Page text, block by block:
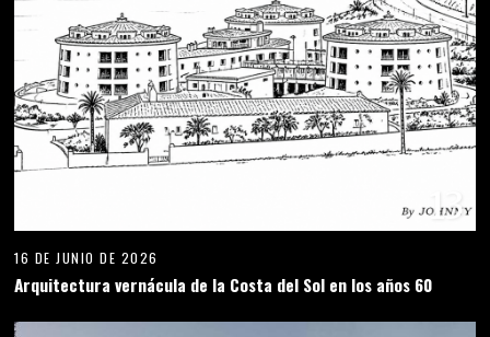
13
16 DE JUNIO DE 2026
Arquitectura vernácula de la Costa del Sol en los años 60